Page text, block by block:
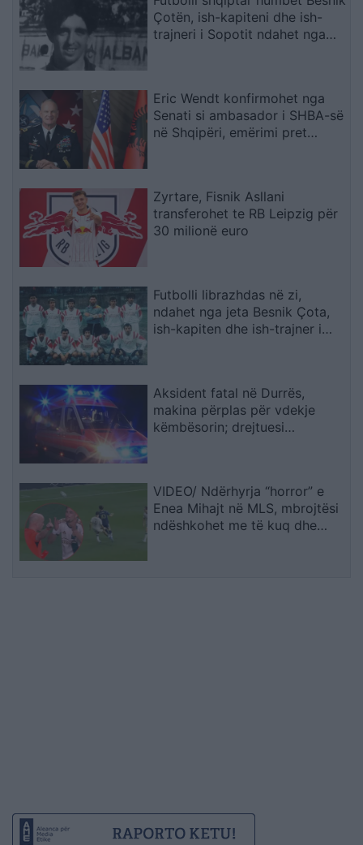
Çotën, ish-kapiteni dhe ish-
trajneri i Sopotit ndahet nga
Eric Wendt konfirmohet nga
Senati si ambasador i SHBA-së
në Shqipëri, emërimi pret
Zyrtare, Fisnik Asllani
transferohet te RB Leipzig për
30 milionë euro
Futbolli librazhdas në zi,
ndahet nga jeta Besnik Çota,
ish-kapiten dhe ish-trajner i
Aksident fatal në Durrës,
makina përplas për vdekje
këmbësorin; drejtuesi
VIDEO/ Ndërhyrja “horror” e
Enea Mihajt në MLS, mbrojtësi
ndëshkohet me të kuq dhe